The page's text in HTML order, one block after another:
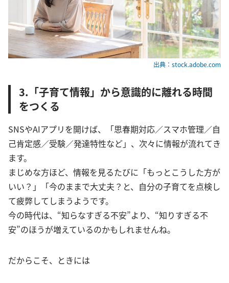
出典：stock.adobe.com
3.「子育て情報」から意識的に離れる時間
をつくる
SNSやAIアプリを開けば、「思春期対応／スマホ管理／自
己肯定感／受験／発達特性など」、次々に情報が流れてき
ます。
まじめな方ほど、情報を見るたびに「もっとこうした方が
いい？」「今のままで大丈夫？と、自分の子育てを点検し
て疲弊してしまうようです。
今の時代は、“知らなすぎる不安”より、“知りすぎる不
安”のほうが増えているのかもしれませんね。
だからこそ、ときには